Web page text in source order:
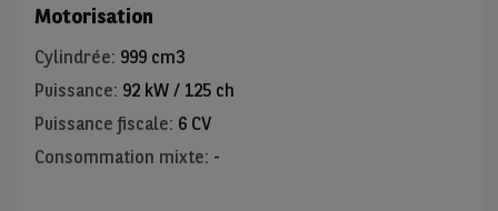
Motorisation
Cylindrée: 999 cm3
Puissance: 92 kW / 125 ch
Puissance fiscale: 6 CV
Consommation mixte: -